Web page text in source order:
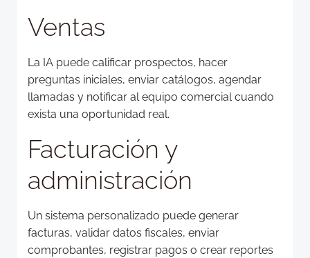
Ventas
La IA puede calificar prospectos, hacer
preguntas iniciales, enviar catálogos, agendar
llamadas y notificar al equipo comercial cuando
exista una oportunidad real.
Facturación y
administración
Un sistema personalizado puede generar
facturas, validar datos fiscales, enviar
comprobantes, registrar pagos o crear reportes